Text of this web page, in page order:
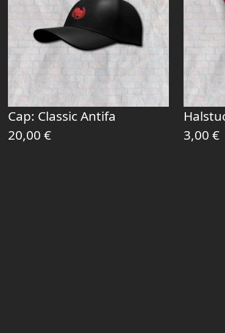
Cap: Classic Antifa
20,00 €
3,00 €